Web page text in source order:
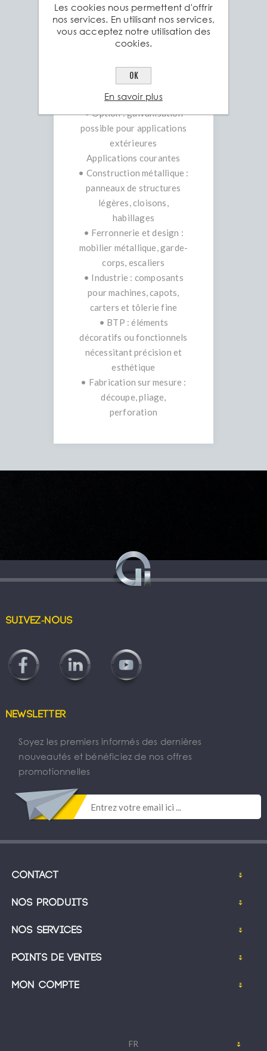
• Propriétés :
• Tolérance dimensionnelle
élevée
formabilité
• Finition uniforme et
esthétique
• Option : galvanisation
possible pour applications
extérieures
Applications courantes
• Construction métallique :
panneaux de structures
légères, cloisons,
habillages
• Ferronnerie et design :
mobilier métallique, garde-
corps, escaliers
• Industrie : composants
pour machines, capots,
carters et tôlerie fine
• BTP : éléments
décoratifs ou fonctionnels
nécessitant précision et
esthétique
• Fabrication sur mesure :
découpe, pliage,
perforation
Suivez-nous
Newsletter
Soyez les premiers informés des dernières
nouveautés et bénéficiez de nos offres
promotionnelles
Contact
Nos produits
Nos services
Points de ventes
Mon compte
FR
Les cookies nous permettent d'offrir
nos services. En utilisant nos services,
vous acceptez notre utilisation des
cookies.
OK
En savoir plus